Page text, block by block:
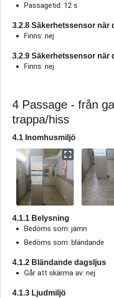
Passagetid: 12 s
3.2.8 Säkerhetssensor när
Finns: nej
3.2.9 Säkerhetssensor när
Finns: nej
4 Passage - från
trappa/hiss
4.1 Inomhusmiljö
4.1.1 Belysning
Bedöms som: jämn
Bedöms som: bländande
4.1.2 Bländande dagsljus
Går att skärma av: nej
4.1.3 Ljudmiljö